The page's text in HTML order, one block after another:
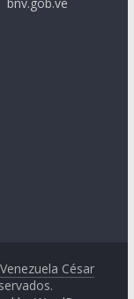
bnv.gob.ve
César